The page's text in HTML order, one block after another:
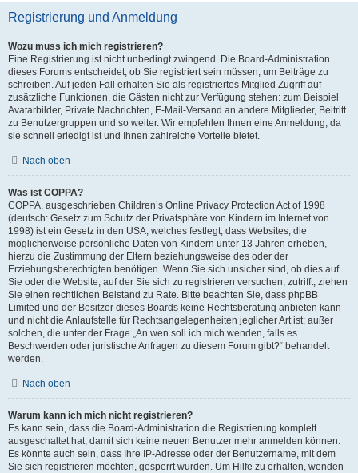
Registrierung und Anmeldung
Wozu muss ich mich registrieren?
Eine Registrierung ist nicht unbedingt zwingend. Die Board-Administration
dieses Forums entscheidet, ob Sie registriert sein müssen, um Beiträge zu
schreiben. Auf jeden Fall erhalten Sie als registriertes Mitglied Zugriff auf
zusätzliche Funktionen, die Gästen nicht zur Verfügung stehen: zum Beispiel
Avatarbilder, Private Nachrichten, E-Mail-Versand an andere Mitglieder, Beitritt
zu Benutzergruppen und so weiter. Wir empfehlen Ihnen eine Anmeldung, da
sie schnell erledigt ist und Ihnen zahlreiche Vorteile bietet.
Nach oben
Was ist COPPA?
COPPA, ausgeschrieben Children’s Online Privacy Protection Act of 1998
(deutsch: Gesetz zum Schutz der Privatsphäre von Kindern im Internet von
1998) ist ein Gesetz in den USA, welches festlegt, dass Websites, die
möglicherweise persönliche Daten von Kindern unter 13 Jahren erheben,
hierzu die Zustimmung der Eltern beziehungsweise des oder der
Erziehungsberechtigten benötigen. Wenn Sie sich unsicher sind, ob dies auf
Sie oder die Website, auf der Sie sich zu registrieren versuchen, zutrifft, ziehen
Sie einen rechtlichen Beistand zu Rate. Bitte beachten Sie, dass phpBB
Limited und der Besitzer dieses Boards keine Rechtsberatung anbieten kann
und nicht die Anlaufstelle für Rechtsangelegenheiten jeglicher Art ist; außer
solchen, die unter der Frage „An wen soll ich mich wenden, falls es
Beschwerden oder juristische Anfragen zu diesem Forum gibt?“ behandelt
werden.
Nach oben
Warum kann ich mich nicht registrieren?
Es kann sein, dass die Board-Administration die Registrierung komplett
ausgeschaltet hat, damit sich keine neuen Benutzer mehr anmelden können.
Es könnte auch sein, dass Ihre IP-Adresse oder der Benutzername, mit dem
Sie sich registrieren möchten, gesperrt wurden. Um Hilfe zu erhalten, wenden